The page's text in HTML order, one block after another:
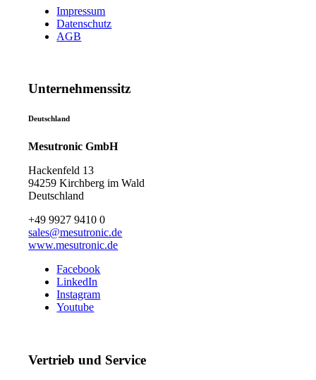
Impressum
Datenschutz
AGB
Unternehmenssitz
Deutschland
Mesutronic GmbH
Hackenfeld 13
94259 Kirchberg im Wald
Deutschland
+49 9927 9410 0
sales@mesutronic.de
www.mesutronic.de
Facebook
LinkedIn
Instagram
Youtube
Vertrieb und Service